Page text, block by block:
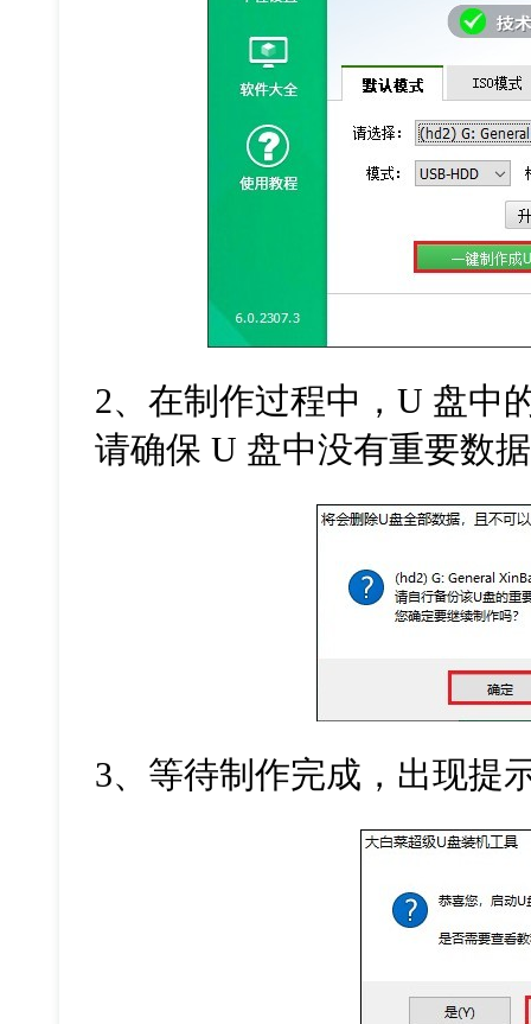
2、在制作过程中，U 盘中
请确保 U 盘中没有重要数
3、等待制作完成，出现提